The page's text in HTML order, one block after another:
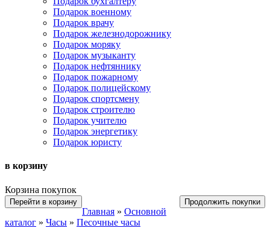
Подарок военному
Подарок врачу
Подарок железнодорожнику
Подарок моряку
Подарок музыканту
Подарок нефтяннику
Подарок пожарному
Подарок полицейскому
Подарок спортсмену
Подарок строителю
Подарок учителю
Подарок энергетику
Подарок юристу
в корзину
Корзина покупок
Перейти в корзину Продолжить покупки
Главная » Основной
каталог » Часы » Песочные часы